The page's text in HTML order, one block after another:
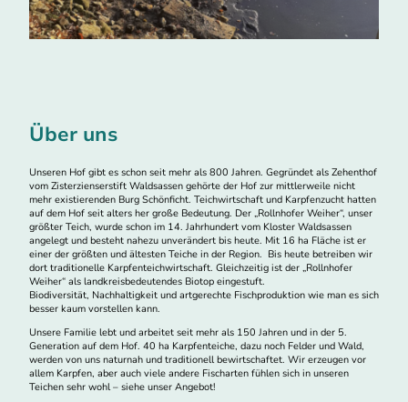
Über uns
Unseren Hof gibt es schon seit mehr als 800 Jahren. Gegründet als Zehenthof
vom Zisterzienserstift Waldsassen gehörte der Hof zur mittlerweile nicht
mehr existierenden Burg Schönficht. Teichwirtschaft und Karpfenzucht hatten
auf dem Hof seit alters her große Bedeutung. Der „Rollnhofer Weiher“, unser
größter Teich, wurde schon im 14. Jahrhundert vom Kloster Waldsassen
angelegt und besteht nahezu unverändert bis heute. Mit 16 ha Fläche ist er
einer der größten und ältesten Teiche in der Region. Bis heute betreiben wir
dort traditionelle Karpfenteichwirtschaft. Gleichzeitig ist der „Rollnhofer
Weiher“ als landkreisbedeutendes Biotop eingestuft.
Biodiversität, Nachhaltigkeit und artgerechte Fischproduktion wie man es sich
besser kaum vorstellen kann.
Unsere Familie lebt und arbeitet seit mehr als 150 Jahren und in der 5.
Generation auf dem Hof. 40 ha Karpfenteiche, dazu noch Felder und Wald,
werden von uns naturnah und traditionell bewirtschaftet. Wir erzeugen vor
allem Karpfen, aber auch viele andere Fischarten fühlen sich in unseren
Teichen sehr wohl – siehe unser Angebot!